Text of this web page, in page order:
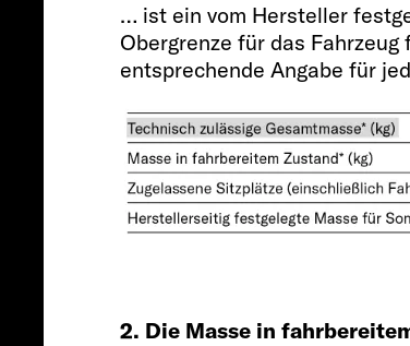
… ist ein vom Hersteller
Obergrenze für das
entsprechende Angabe für
2. Die Masse in